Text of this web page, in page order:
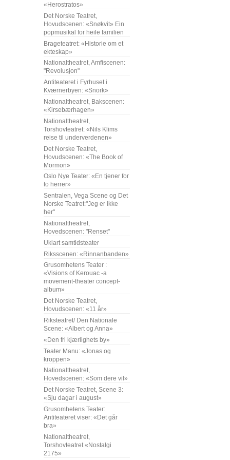
«Herostratos»
Det Norske Teatret,
Hovudscenen: «Snøkvit» Ein
popmusikal for heile familien
Brageteatret: «Historie om et
ekteskap»
Nationaltheatret, Amfiscenen:
"Revolusjon"
Antiteateret i Fyrhuset i
Kværnerbyen: «Snork»
Nationaltheatret, Bakscenen:
«Kirsebærhagen»
Nationaltheatret,
Torshovteatret: «Nils Klims
reise til underverdenen»
Det Norske Teatret,
Hovudscenen: «The Book of
Mormon»
Oslo Nye Teater: «En tjener for
to herrer»
Sentralen, Vega Scene og Det
Norske Teatret:"Jeg er ikke
her"
Nationaltheatret,
Hovedscenen: "Renset"
Uklart samtidsteater
Riksscenen: «Rinnanbanden»
Grusomhetens Teater :
«Visions of Kerouac -a
movement-theater concept-
album»
Det Norske Teatret,
Hovudscenen: «11 år»
Riksteatret/ Den Nationale
Scene: «Albert og Anna»
«Den fri kjærlighets by»
Teater Manu: «Jonas og
kroppen»
Nationaltheatret,
Hovedscenen: «Som dere vil»
Det Norske Teatret, Scene 3:
«Sju dagar i august»
Grusomhetens Teater:
Antiteateret viser: «Det går
bra»
Nationaltheatret,
Torshovteatret «Nostalgi
2175»